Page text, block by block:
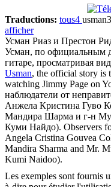
Traductions: tous4 usman3
afficher
Усман Риаз и Престон
Усман, по официальным
гитаре, просматривая
Usman, the official story is
watching Jimmy Page on
наблюдатели от
Анжела Кристина Гуво
Мандира Шарма и г-н
Куми Найдо). Observers
Angela Cristina Gouvea
Mandira Sharma and Mr.
Kumi Naidoo).
Les exemples sont fournis